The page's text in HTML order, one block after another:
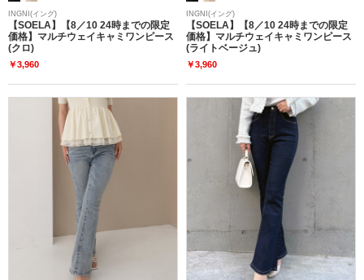
INGNI(イング)
【SOELA】【8／10 24時までの限定
価格】マルチウェイキャミワンピース
(クロ)
￥3,960
INGNI(イング)
【SOELA】【8／10 24時までの限定
価格】マルチウェイキャミワンピース
(ライトベージュ)
￥3,960